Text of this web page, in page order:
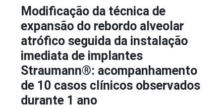
Modificação da técnica de
expansão do rebordo alveolar
atrófico seguida da instalação
imediata de implantes
Straumann®: acompanhamento
de 10 casos clínicos observados
durante 1 ano